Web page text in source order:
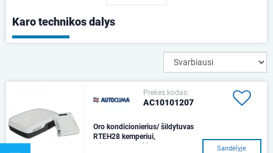
Karo technikos dalys
Prekės kodas:
AC10101207
Oro kondicionierius/ šildytuvas
RTEH28 kemperiui,
mikroautobusui ir
Sandėlyje